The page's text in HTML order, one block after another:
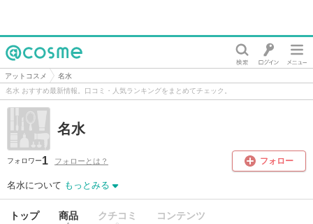
@cosme
アットコスメ
名水
名水 おすすめ最新情報。口コミ・人気ランキングをまとめてチェック。
名水
フォロワー1 フォローとは？ フォロー
名水について もっとみる
トップ 商品 クチコミ コンテンツ